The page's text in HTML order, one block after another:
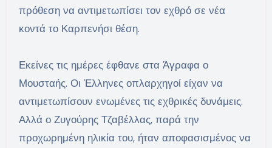
πρόθεση να αντιμετωπίσει τον εχθρό σε νέα
κοντά το Καρπενήσι θέση.
Εκείνες τις ημέρες έφθανε στα Άγραφα ο
Μουσταής. Οι Έλληνες οπλαρχηγοί είχαν να
αντιμετωπίσουν ενωμένες τις εχθρικές δυνάμεις.
Αλλά ο Ζυγούρης Τζαβέλλας, παρά την
προχωρημένη ηλικία του, ήταν αποφασισμένος να